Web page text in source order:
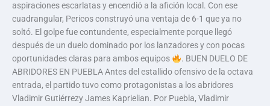
aspiraciones escarlatas y encendió a la afición local. Con ese
cuadrangular, Pericos construyó una ventaja de 6-1 que ya no
soltó. El golpe fue contundente, especialmente porque llegó
después de un duelo dominado por los lanzadores y con pocas
oportunidades claras para ambos equipos
. BUEN DUELO DE
ABRIDORES EN PUEBLA Antes del estallido ofensivo de la octava
entrada, el partido tuvo como protagonistas a los abridores
Vladimir Gutiérrezy James Kaprielian. Por Puebla, Vladimir